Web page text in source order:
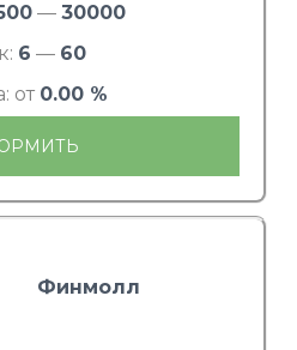
— 30000
6 — 60
от 0.00 %
Финмолл